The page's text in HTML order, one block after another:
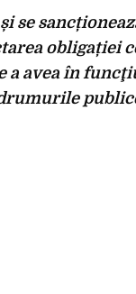
se
obligației
a avea în